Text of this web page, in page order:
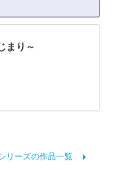
まり～
リーズの作品一覧